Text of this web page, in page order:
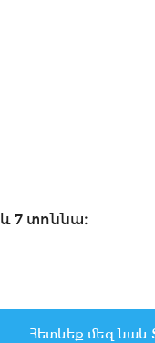
7 տոննա։
Հետևեք մեզ նաև